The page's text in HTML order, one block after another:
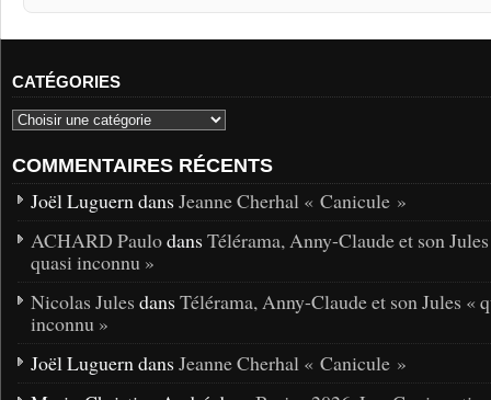
CATÉGORIES
COMMENTAIRES RÉCENTS
Joël Luguern dans Jeanne Cherhal « Canicule »
ACHARD Paulodans Télérama, Anny-Claude et son
quasi inconnu »
Nicolas Jules dans Télérama, Anny-Claude et son Jules «
inconnu »
Joël Luguern dans Jeanne Cherhal « Canicule »